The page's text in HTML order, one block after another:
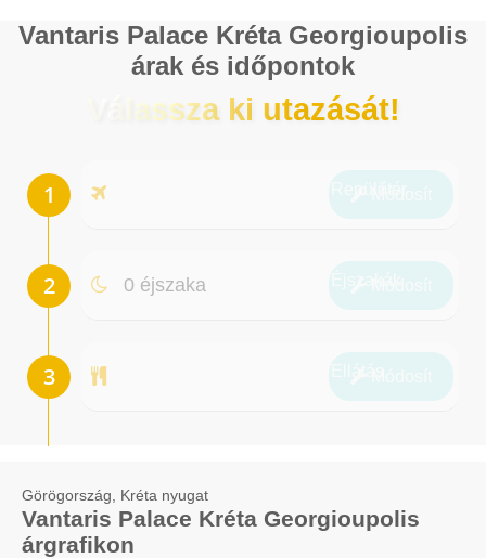
Vantaris Palace Kréta Georgioupolis
árak és időpontok
Válassza ki utazását!
0 éjszaka
Görögország, Kréta nyugat
Vantaris Palace Kréta Georgioupolis
árgrafikon